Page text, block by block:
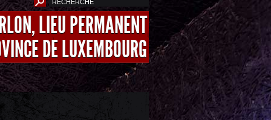
LIEU PERMANENT
DE LUXEMBOURG